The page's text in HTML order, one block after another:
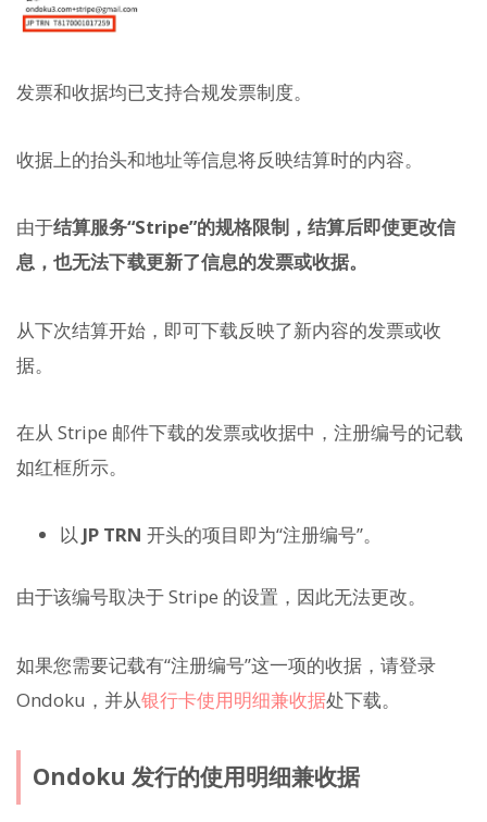
发票和收据均已支持合规发票制度。
收据上的抬头和地址等信息将反映结算时的内容。
由于结算服务“Stripe”的规格限制，结算后即使更改信
息，也无法下载更新了信息的发票或收据。
从下次结算开始，即可下载反映了新内容的发票或收
据。
在从 Stripe 邮件下载的发票或收据中，注册编号的记载
如红框所示。
以 JP TRN 开头的项目即为“注册编号”。
由于该编号取决于 Stripe 的设置，因此无法更改。
如果您需要记载有“注册编号”这一项的收据，请登录
Ondoku，并从银行卡使用明细兼收据处下载。
Ondoku 发行的使用明细兼收据